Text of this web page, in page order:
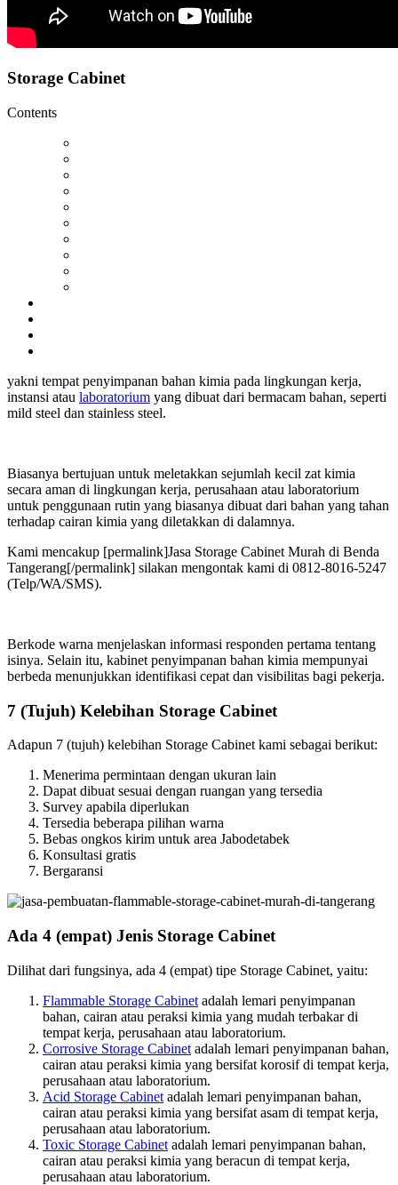
Storage Cabinet
Contents
yakni tempat penyimpanan bahan kimia pada lingkungan kerja,
instansi atau laboratorium yang dibuat dari bermacam bahan, seperti
mild steel dan stainless steel.
Biasanya bertujuan untuk meletakkan sejumlah kecil zat kimia
secara aman di lingkungan kerja, perusahaan atau laboratorium
untuk penggunaan rutin yang biasanya dibuat dari bahan yang tahan
terhadap cairan kimia yang diletakkan di dalamnya.
Kami mencakup [permalink]Jasa Storage Cabinet Murah di Benda
Tangerang[/permalink] silakan mengontak kami di 0812-8016-5247
(Telp/WA/SMS).
Berkode warna menjelaskan informasi responden pertama tentang
isinya. Selain itu, kabinet penyimpanan bahan kimia mempunyai
berbeda menunjukkan identifikasi cepat dan visibilitas bagi pekerja.
7 (Tujuh) Kelebihan Storage Cabinet
Adapun 7 (tujuh) kelebihan Storage Cabinet kami sebagai berikut:
Menerima permintaan dengan ukuran lain
Dapat dibuat sesuai dengan ruangan yang tersedia
Survey apabila diperlukan
Tersedia beberapa pilihan warna
Bebas ongkos kirim untuk area Jabodetabek
Konsultasi gratis
Bergaransi
Ada 4 (empat) Jenis Storage Cabinet
Dilihat dari fungsinya, ada 4 (empat) tipe Storage Cabinet, yaitu:
Flammable Storage Cabinet adalah lemari penyimpanan
bahan, cairan atau peraksi kimia yang mudah terbakar di
tempat kerja, perusahaan atau laboratorium.
Corrosive Storage Cabinet adalah lemari penyimpanan bahan,
cairan atau peraksi kimia yang bersifat korosif di tempat kerja,
perusahaan atau laboratorium.
Acid Storage Cabinet adalah lemari penyimpanan bahan,
cairan atau peraksi kimia yang bersifat asam di tempat kerja,
perusahaan atau laboratorium.
Toxic Storage Cabinet adalah lemari penyimpanan bahan,
cairan atau peraksi kimia yang beracun di tempat kerja,
perusahaan atau laboratorium.